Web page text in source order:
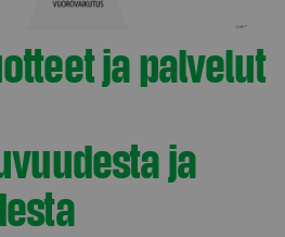
ja palvelut
ja